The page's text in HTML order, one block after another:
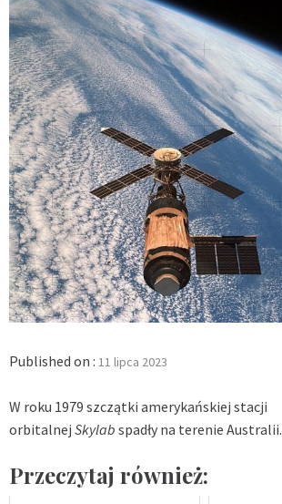
Published on : 11 lipca 2023
W roku 1979 szczątki amerykańskiej stacji
orbitalnej Skylab spadły na terenie Australii.
Przeczytaj również: